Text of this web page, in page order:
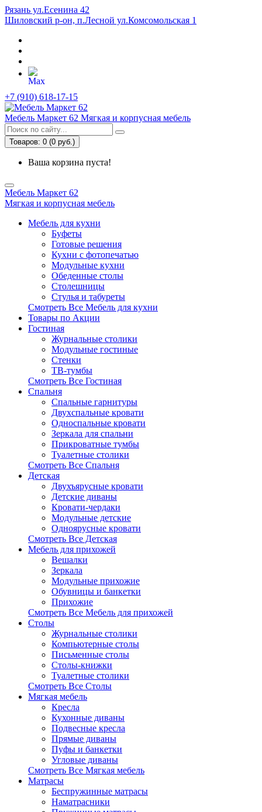
Рязань ул.Есенина 42
Шиловский р-он, п.Лесной ул.Комсомольская 1
+7 (910) 618-17-15
Мебель Маркет 62 Мягкая и корпусная мебель
Товаров: 0 (0 руб.)
Ваша корзина пуста!
Мебель Маркет 62
Мягкая и корпусная мебель
Мебель для кухни
Буфеты
Готовые решения
Кухни с фотопечатью
Модульные кухни
Обеденные столы
Столешницы
Стулья и табуреты
Смотреть Все Мебель для кухни
Товары по Акции
Гостиная
Журнальные столики
Модульные гостиные
Стенки
ТВ-тумбы
Смотреть Все Гостиная
Спальня
Спальные гарнитуры
Двухспальные кровати
Односпальные кровати
Зеркала для спальни
Прикроватные тумбы
Туалетные столики
Смотреть Все Спальня
Детская
Двухъярусные кровати
Детские диваны
Кровати-чердаки
Модульные детские
Одноярусные кровати
Смотреть Все Детская
Мебель для прихожей
Вешалки
Зеркала
Модульные прихожие
Обувницы и банкетки
Прихожие
Смотреть Все Мебель для прихожей
Столы
Журнальные столики
Компьютерные столы
Письменные столы
Столы-книжки
Туалетные столики
Смотреть Все Столы
Мягкая мебель
Кресла
Кухонные диваны
Подвесные кресла
Прямые диваны
Пуфы и банкетки
Угловые диваны
Смотреть Все Мягкая мебель
Матрасы
Беспружинные матрасы
Наматрасники